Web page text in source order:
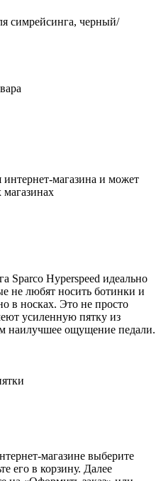
симрейсинга, черный/
интернет-магазина и может
магазинах
Sparco Hyperspeed идеально
не любят носить ботинки и
в носках. Это не просто
усиленную пятку из
наилучшее ощущение педали.
магазине выберите
его в корзину. Далее